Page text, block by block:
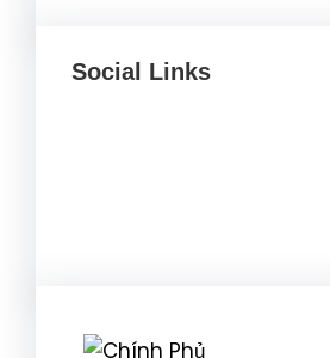
Social Links